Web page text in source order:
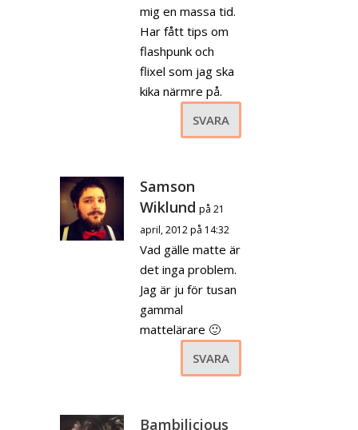
mig en massa tid.
Har fått tips om
flashpunk och
flixel som jag ska
kika närmre på.
SVARA
Samson
Wiklund på 21
april, 2012 på 14:32
Vad gälle matte är
det inga problem.
Jag är ju för tusan
gammal
mattelärare 🙂
SVARA
Bambilicious